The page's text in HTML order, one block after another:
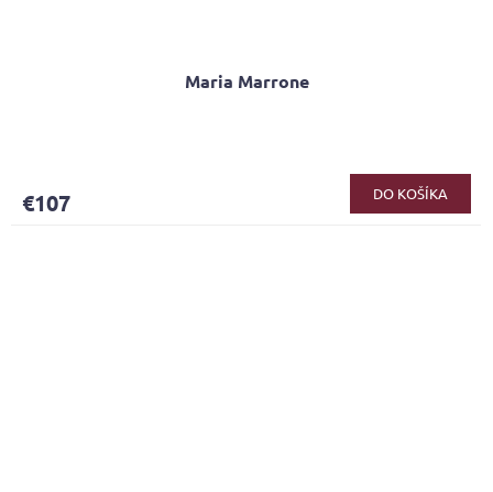
Maria Marrone
€107 DO KOŠÍKA